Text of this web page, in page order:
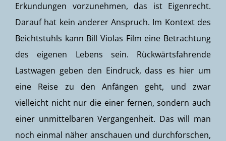
Erkundungen vorzunehmen, das ist Eigenrecht.
Darauf hat kein anderer Anspruch. Im Kontext des
Beichtstuhls kann Bill Violas Film eine Betrachtung
des eigenen Lebens sein. Rückwärtsfahrende
Lastwagen geben den Eindruck, dass es hier um
eine Reise zu den Anfängen geht, und zwar
vielleicht nicht nur die einer fernen, sondern auch
einer unmittelbaren Vergangenheit. Das will man
noch einmal näher anschauen und durchforschen,